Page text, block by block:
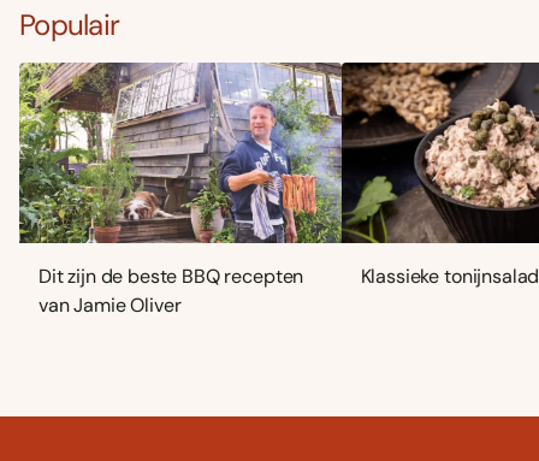
Populair
Dit zijn de beste BBQ recepten
van Jamie Oliver
Klassieke